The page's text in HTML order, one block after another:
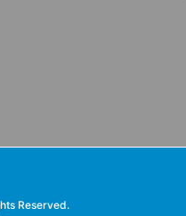
Reserved.